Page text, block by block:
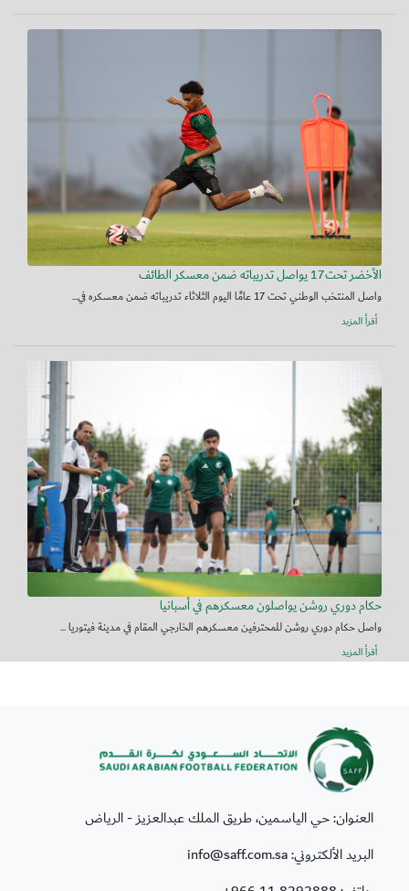
الأخضر تحت17 يواصل تدريباته ضمن معسكر الطائف
واصل المنتخب الوطني تحت 17 عامًا اليوم الثلاثاء تدريباته ضمن معسكره في...
أقرأ المزيد
حكام دوري روشن يواصلون معسكرهم في أسبانيا
واصل حكام دوري روشن للمحترفين معسكرهم الخارجي المقام في مدينة فيتوريا ...
أقرأ المزيد
العنوان: حي الياسمين، طريق الملك عبدالعزيز - الرياض
البريد الألكتروني: info@saff.com.sa